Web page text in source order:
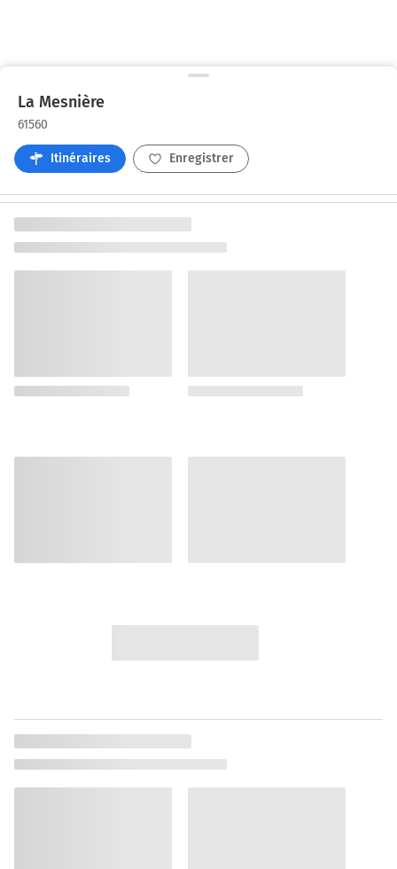
La Mesnière
61560
Itinéraires Enregistrer